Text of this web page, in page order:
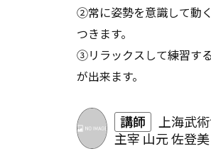
②常に姿勢を意識して動
つきます。
③リラックスして練習す
が出来ます。
講師
上海武
主宰 山元 佐登美